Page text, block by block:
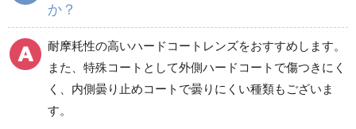
ネ
しゃ光メガネ その他
か？
耐摩耗性の高いハードコートレンズをおすすめします。
また、特殊コートとして外側ハードコートで傷つきにく
く、内側曇り止めコートで曇りにくい種類もございま
す。